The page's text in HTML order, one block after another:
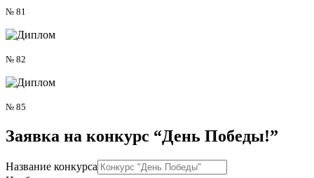
№ 81
№ 82
№ 85
Заявка на конкурс “День Победы!”
Название конкурса